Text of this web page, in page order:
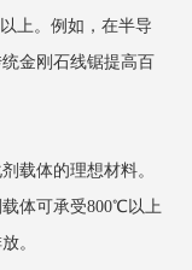
上。例如，在半导
金刚石线锯提高百
体的理想材料。
体可承受800℃以上
。